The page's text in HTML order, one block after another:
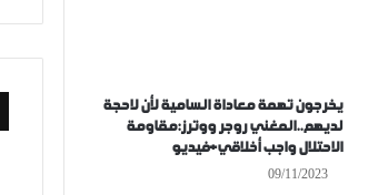
يخرجون تهمة معاداة السامية لأن لاحجة
لديهم..المغني روجر ووترز:مقاومة
الاحتلال واجب أخلاقي+فيديو
09/11/2023